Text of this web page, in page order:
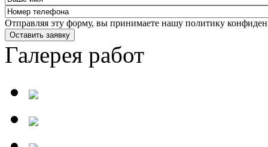
Отправляя эту форму, вы принимаете нашу политику
Оставить заявку
Галерея работ